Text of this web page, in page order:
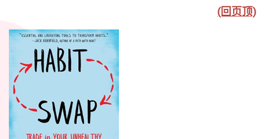
(回页顶)